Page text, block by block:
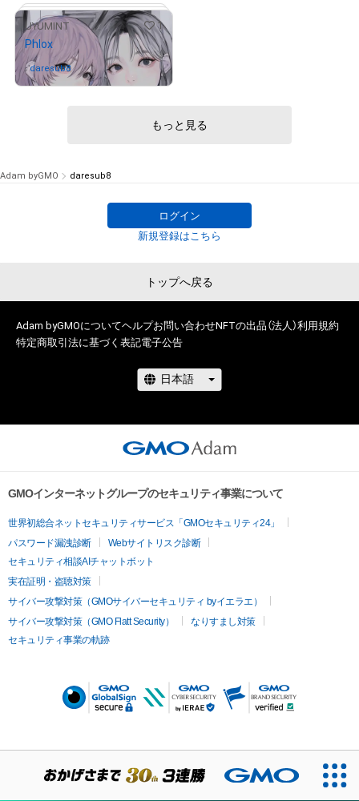
UYUMINT 1
Phlox
daresub8さんが保有中
もっと見る
Adam byGMO daresub8
ログイン
新規登録はこちら
トップへ戻る
Adam byGMOについてヘルプお問い合わせNFTの出品（法人）利用規約
特定商取引法に基づく表記電子公告
GMOインターネットグループのセキュリティ事業について
世界初総合ネットセキュリティサービス「GMOセキュリティ24」
パスワード漏洩診断
Webサイトリスク診断
セキュリティ相談AIチャットボット
実在証明・盗聴対策
サイバー攻撃対策（GMOサイバーセキュリティ byイエラエ）
サイバー攻撃対策（GMO Flatt Security）
なりすまし対策
セキュリティ事業の軌跡